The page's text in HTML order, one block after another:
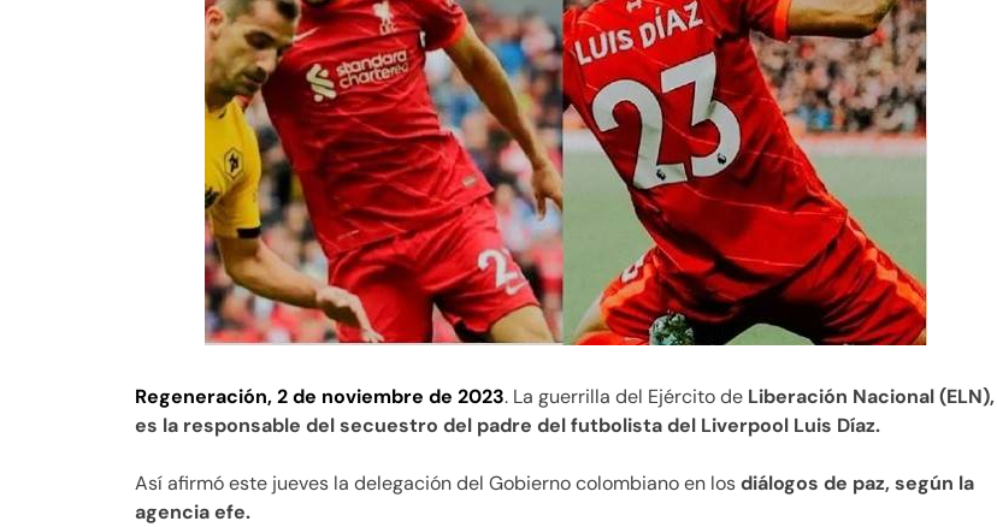
Regeneración, 2 de noviembre de 2023. La guerrilla del Ejército de Liberación Nacional (ELN),
es la responsable del secuestro del padre del futbolista del Liverpool Luis Díaz.
Así afirmó este jueves la delegación del Gobierno colombiano en losdiálogos de paz, según la
agencia efe.